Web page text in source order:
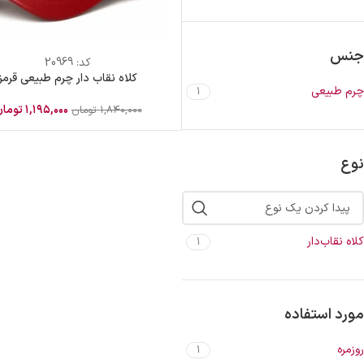
جنس
چرم طبیعی 1
نوع
کلاه نقاب‌دار 1
مورد استفاده
روزمره 1
کد: 20969
کلاه نقاب دار چرم طبیعی
۱,۸۴۰,۰۰۰ تومان ۱,۱۹۵,۰۰۰